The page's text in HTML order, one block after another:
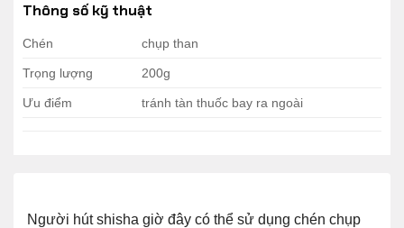
Thông số kỹ thuật
Chén chụp than
Trọng lượng 200g
Ưu điểm tránh tàn thuốc bay ra ngoài
Người hút shisha giờ đây có thể sử dụng chén chụp